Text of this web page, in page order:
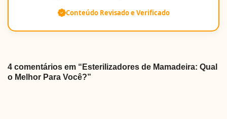
Conteúdo Revisado e Verificado
4 comentários em “Esterilizadores de Mamadeira: Qual
o Melhor Para Você?”